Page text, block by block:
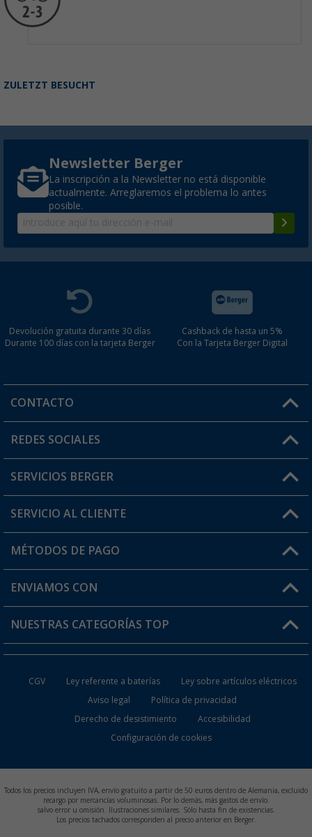
ZULETZT BESUCHT
Newsletter Berger
La inscripción a la Newsletter no está disponible
actualmente. Arreglaremos el problema lo antes
posible.
Devolución gratuita durante 30 días
Durante 100 días con la tarjeta Berger
Cashback de hasta un 5%
Con la Tarjeta Berger Digital
CONTACTO
Horario de atención al cliente:
¿Tienes alguna duda?
REDES SOCIALES
SERVICIOS BERGER
Conviértete en distribuidor
Mi cuenta
Tarjeta Berger Digital
SERVICIO AL CLIENTE
FAQ y Contacto
Información de envío
¿Dónde está mi pedido?
MÉTODOS DE PAGO
ENVIAMOS CON
NUESTRAS CATEGORÍAS TOP
Muebles de Camping
Baterías de Camping
CGV Ley referente a baterías
Ley sobre artículos eléctricos
Aviso legal
Política de privacidad
Derecho de desistimiento
Accesibilidad
Configuración de cookies
Todos los precios incluyen IVA, envío gratuito a partir de 50 euros dentro de Alemania, excluido
recargo por mercancías voluminosas. Por lo demás, más gastos de envío.
salvo error u omisión. Ilustraciones similares. Sólo hasta fin de existencias.
Los precios tachados corresponden al precio anterior en Berger.